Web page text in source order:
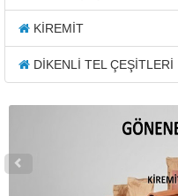
KİREMİT
DİKENLİ TEL ÇEŞİTLERİ